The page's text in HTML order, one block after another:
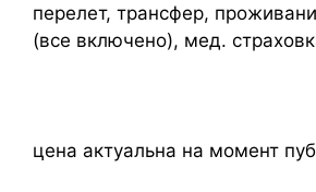
перелет, трансфер,
(все включено), мед.
цена актуальна на момент